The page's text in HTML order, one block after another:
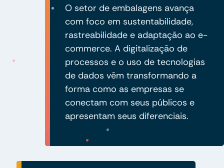
O setor de embalagens avança
com foco em sustentabilidade,
rastreabilidade e adaptação ao e-
commerce. A digitalização de
processos e o uso de tecnologias
de dados vêm transformando a
forma como as empresas se
conectam com seus públicos e
apresentam seus diferenciais.